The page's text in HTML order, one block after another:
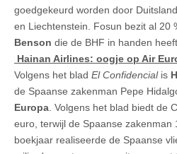
goedgekeurd worden door
en Liechtenstein. Fosun bezit al 20
Benson die de BHF in handen heeft.
Hainan Airlines: oogje op Air
Volgens het blad El Confidencialis
de Spaanse zakenman Pepe
Europa . Volgens het blad biedt de
euro, terwijl de Spaanse zakenman
boekjaar realiseerde de Spaanse